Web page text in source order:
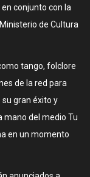
conjunto con la
de Cultura
tango, folclore
de la red para
gran éxito y
mano del medio Tu
en un momento